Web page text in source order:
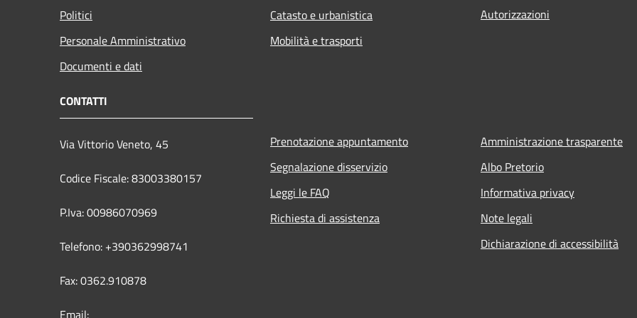
Politici
Personale Amministrativo
Documenti e dati
Catasto e urbanistica
Mobilità e trasporti
Autorizzazioni
CONTATTI
Via Vittorio Veneto, 45
Codice Fiscale: 83003380157
P.Iva: 00986070969
Telefono: +390362998741
Fax: 0362.910878
Prenotazione appuntamento
Segnalazione disservizio
Leggi le FAQ
Richiesta di assistenza
Amministrazione trasparente
Albo Pretorio
Informativa privacy
Note legali
Dichiarazione di accessibilità